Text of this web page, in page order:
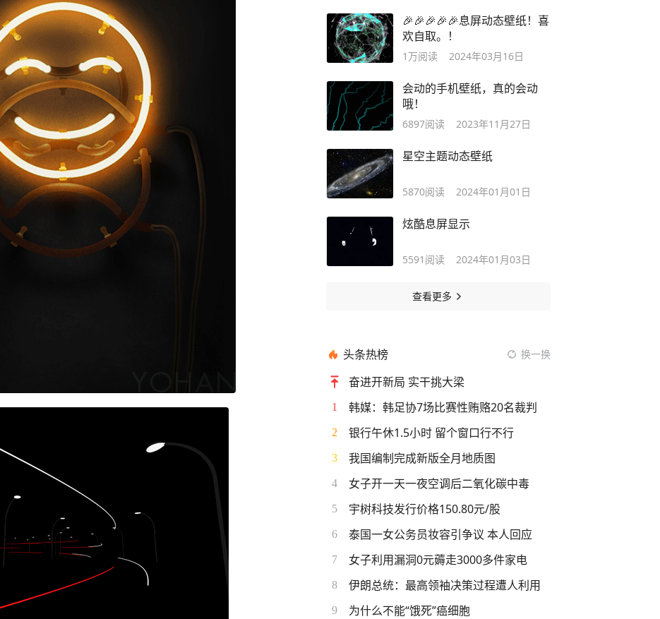
🎉🎉🎉🎉🎉息屏动态壁纸！喜
欢自取。！
1万阅读 2024年03月16日
会动的手机壁纸，真的会动
哦！
6897阅读 2023年11月27日
星空主题动态壁纸
5870阅读 2024年01月01日
炫酷息屏显示
5591 阅读 2024年01月03日
查看更多
头条热榜 换一换
奋进开新局 实干挑大梁
1 韩媒：韩足协7场比赛性贿赂20名裁判
2 银行午休1.5小时 留个窗口行不行
3 我国编制完成新版全月地质图
4 女子开一天一夜空调后二氧化碳中毒
5 宇树科技发行价格150.80元/股
6 泰国一女公务员妆容引争议 本人回应
7 女子利用漏洞0元薅走3000多件家电
8 伊朗总统：最高领袖决策过程遭人利用
9 为什么不能“饿死”癌细胞